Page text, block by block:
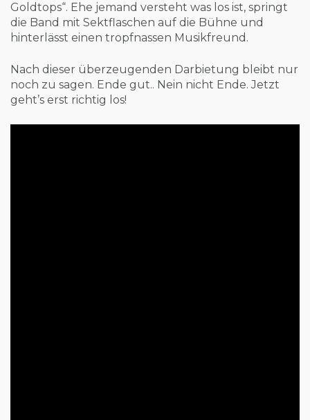
Goldtops“. Ehe jemand versteht was los ist, springt
die Band mit Sektflaschen auf die Bühne und
hinterlässt einen tropfnassen Musikfreund.
Nach dieser überzeugenden Darbietung bleibt nur
noch zu sagen. Ende gut.. Nein nicht Ende. Jetzt
geht’s erst richtig los!